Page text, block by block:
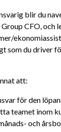
blir du
CFO, och
som du driver
att:
för den
teamet inom
och